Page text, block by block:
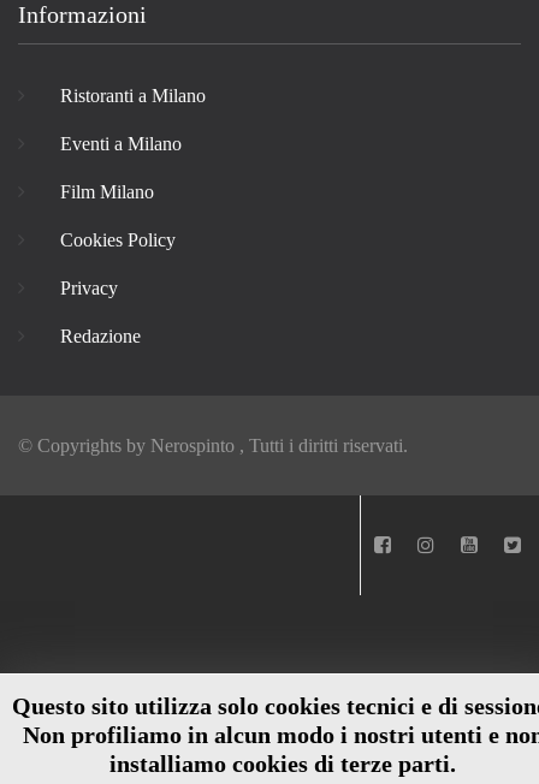
Questo sito utilizza solo cookies tecnici e di
Non profiliamo in alcun modo i nostri utenti e
installiamo cookies di terze parti.
Informazioni
Ristoranti a Milano
Eventi a Milano
Film Milano
Cookies Policy
Privacy
Redazione
© Copyrights by Nerospinto , Tutti i diritti riservati.